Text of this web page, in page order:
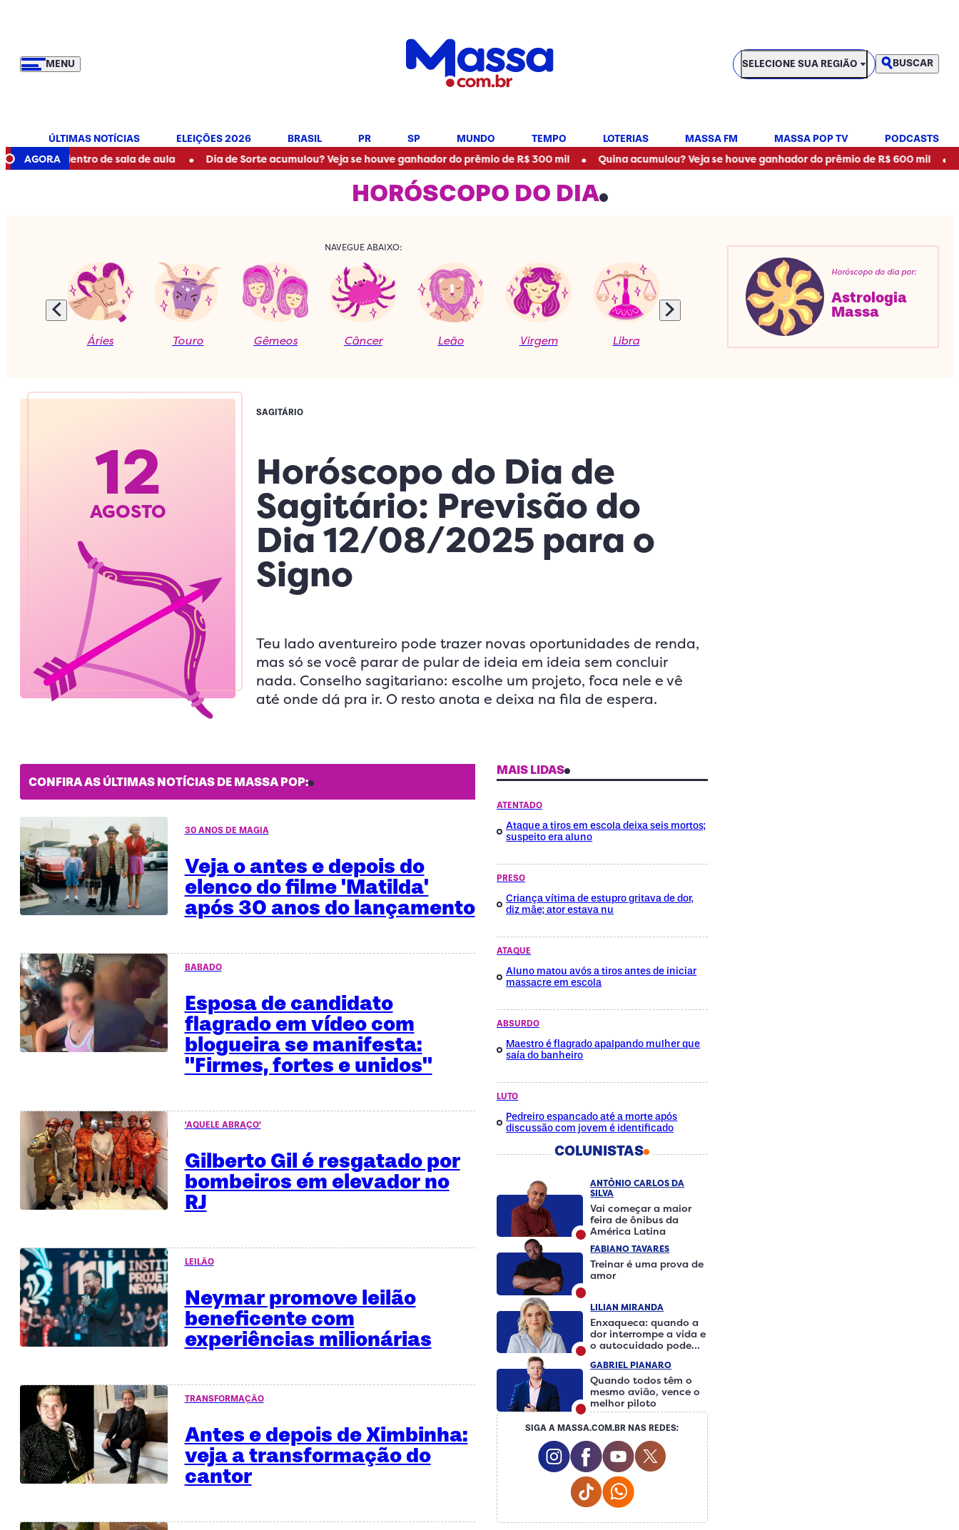
MENU
SELECIONE SUA REGIÃO
SELECIONE SUA REGIÃO BUSCAR
ÚLTIMAS NOTÍCIAS ELEIÇÕES 2026 BRASIL PR SP MUNDO TEMPO LOTERIAS MASSA FM MASSA POP TV PODCASTS
AGORA
dentro de sala de aula • Dia de Sorte acumulou? Veja se houve ganhador do prêmio de R$ 300 mil • Quina acumulou? Veja se houve ganhador do prêmio de R$ 600 mil •
HORÓSCOPO DO DIA
NAVEGUE ABAIXO:
Áries Touro Gêmeos Câncer Leão Virgem Libra Escorpião Sagitário Capricórnio
Horóscopo do dia por:
Astrologia
Massa
12
AGOSTO
SAGITÁRIO
Horóscopo do Dia de
Sagitário: Previsão do
Dia 12/08/2025 para o
Signo
Teu lado aventureiro pode trazer novas oportunidades de renda,
mas só se você parar de pular de ideia em ideia sem concluir
nada. Conselho sagitariano: escolhe um projeto, foca nele e vê
até onde dá pra ir. O resto anota e deixa na fila de espera.
CONFIRA AS ÚLTIMAS NOTÍCIAS DE MASSA POP:
30 ANOS DE MAGIA
Veja o antes e depois do
elenco do filme 'Matilda'
após 30 anos do lançamento
BABADO
Esposa de candidato
flagrado em vídeo com
blogueira se manifesta:
"Firmes, fortes e unidos"
'AQUELE ABRAÇO'
Gilberto Gil é resgatado por
bombeiros em elevador no
RJ
LEILÃO
Neymar promove leilão
beneficente com
experiências milionárias
TRANSFORMAÇÃO
Antes e depois de Ximbinha:
veja a transformação do
cantor
MAIS LIDAS
ATENTADO
Ataque a tiros em escola deixa seis mortos;
suspeito era aluno
PRESO
Criança vítima de estupro gritava de dor,
diz mãe; ator estava nu
ATAQUE
Aluno matou avós a tiros antes de iniciar
massacre em escola
ABSURDO
Maestro é flagrado apalpando mulher que
saía do banheiro
LUTO
Pedreiro espancado até a morte após
discussão com jovem é identificado
COLUNISTAS
ANTÔNIO CARLOS DA
SILVA
Vai começar a maior
feira de ônibus da
América Latina
FABIANO TAVARES
Treinar é uma prova de
amor
LILIAN MIRANDA
Enxaqueca: quando a
dor interrompe a vida e
o autocuidado pode
GABRIEL PIANARO
Quando todos têm o
mesmo avião, vence o
melhor piloto
SIGA A MASSA.COM.BR NAS REDES:
Instagram Social Media
Facebook Social Media
Youtube Social Media
Twitter Social Media
Tiktok Social Media
Whatsapp Social Media